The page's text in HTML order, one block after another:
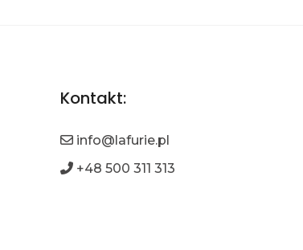
Kontakt:
info@lafurie.pl
+48 500 311 313